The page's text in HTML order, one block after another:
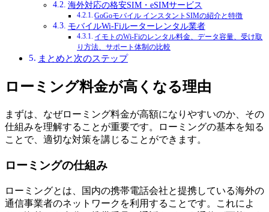
海外対応の格安SIM・eSIMサービス
GoGoモバイル インスタントSIMの紹介と特徴
モバイルWi-Fiルーターレンタル業者
イモトのWi-Fiのレンタル料金、データ容量、受け取
り方法、サポート体制の比較
まとめと次のステップ
ローミング料金が高くなる理由
まずは、なぜローミング料金が高額になりやすいのか、その
仕組みを理解することが重要です。ローミングの基本を知る
ことで、適切な対策を講じることができます。
ローミングの仕組み
ローミングとは、国内の携帯電話会社と提携している海外の
通信事業者のネットワークを利用することです。これによ